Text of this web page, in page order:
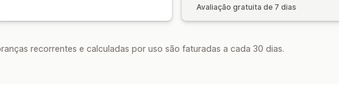
Avaliação gratuita de 7 dias
recorrentes e calculadas por uso são faturadas a cada 30 dias.